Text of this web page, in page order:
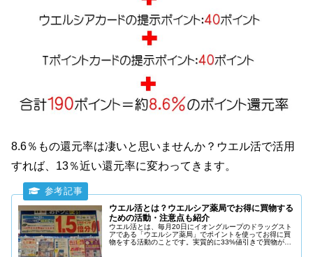
8.6％もの還元率は凄いと思いませんか？ウエル活で活用
すれば、13％近い還元率に変わってきます。
ウエル活とは？ウエルシア薬局でお得に買物する
ための活動・注意点も紹介
ウエル活とは、毎月20日にイオングループのドラッグスト
アである「ウエルシア薬局」でポイントを使ってお得に買
物をする活動のことです。実質的に33%値引きで買物が出